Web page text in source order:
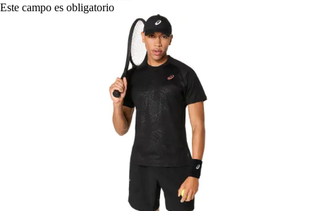
Este campo es obligatorio